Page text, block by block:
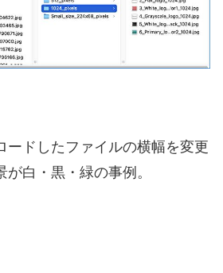
ドしたファイルの横幅を変更
が白・黒・緑の事例。